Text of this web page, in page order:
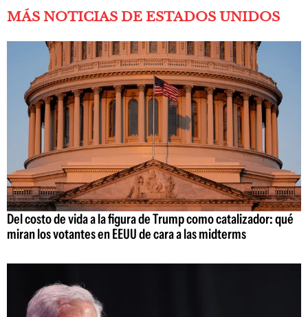
MÁS NOTICIAS DE ESTADOS UNIDOS
Del costo de vida a la figura de Trump como catalizador: qué
miran los votantes en EEUU de cara a las midterms